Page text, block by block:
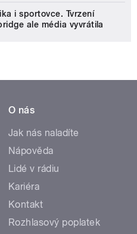
i sportovce. Tvrzení
ale média vyvrátila
O nás
Jak nás naladíte
Nápověda
Lidé v rádiu
Kariéra
Kontakt
Rozhlasový poplatek